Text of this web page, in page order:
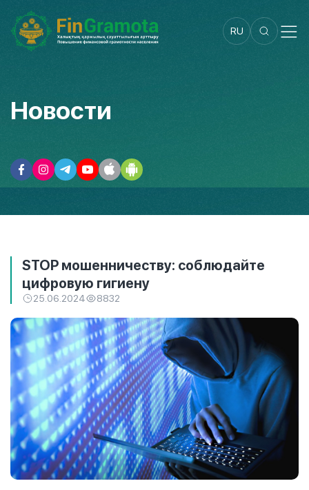
RU
Новости
STOP мошенничеству: соблюдайте
цифровую гигиену
25.06.2024 8832